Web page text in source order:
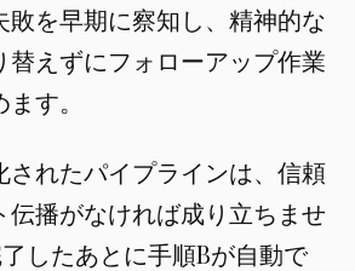
敗を早期に察知し、精神的な
替えずにフォローアップ作業
す。
されたパイプラインは、信頼
伝播がなければ成り立ちませ
したあとに手順Bが自動で